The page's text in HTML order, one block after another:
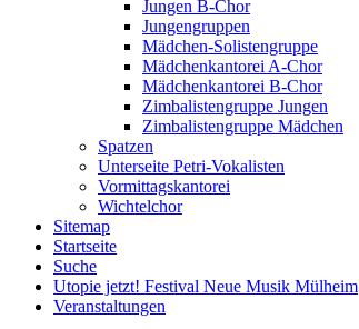
Jungen B-Chor
Jungengruppen
Mädchen-Solistengruppe
Mädchenkantorei A-Chor
Mädchenkantorei B-Chor
Zimbalistengruppe Jungen
Zimbalistengruppe Mädchen
Spatzen
Unterseite Petri-Vokalisten
Vormittagskantorei
Wichtelchor
Sitemap
Startseite
Suche
Utopie jetzt! Festival Neue Musik Mülheim
Veranstaltungen